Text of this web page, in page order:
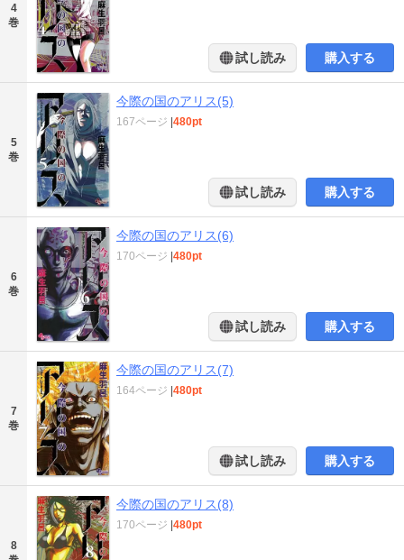
4
巻
試し読み 購入する
5
巻
今際の国のアリス(5)
167ページ 480pt
試し読み 購入する
6
巻
今際の国のアリス(6)
170ページ 480pt
試し読み 購入する
7
巻
今際の国のアリス(7)
164ページ 480pt
試し読み 購入する
8
今際の国のアリス(8)
170ページ 480pt